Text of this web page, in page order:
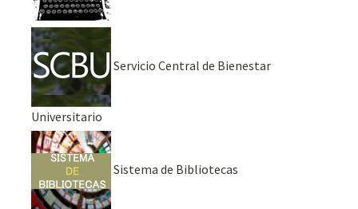
Servicio Central de Bienestar
Universitario
Sistema de Bibliotecas